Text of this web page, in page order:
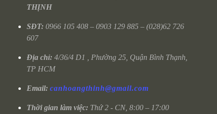
THỊNH
SĐT: 0966 105 408 – 0903 129 885 – (028)62 726
607
Địa chỉ: 4/36/4 D1 , Phường 25, Quận Bình Thạnh,
TP HCM
Email: canhoangthinh@gmail.com
Thời gian làm việc: Thứ 2 - CN, 8:00 – 17:00